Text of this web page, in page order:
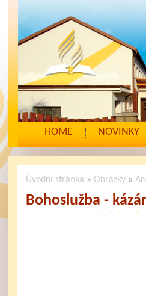
HOME NOVINKY
Úvodní stránka » Obrázky »
Bohoslužba -